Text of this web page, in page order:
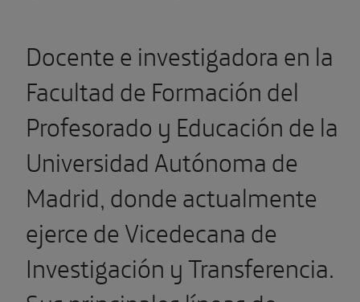
Docente e investigadora en la
Facultad de Formación del
Profesorado y Educación de la
Universidad Autónoma de
Madrid, donde actualmente
ejerce de Vicedecana de
Investigación y Transferencia.